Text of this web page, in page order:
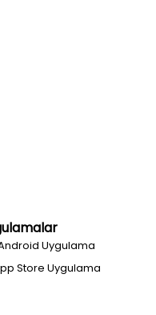
Uygulama
Store Uygulama